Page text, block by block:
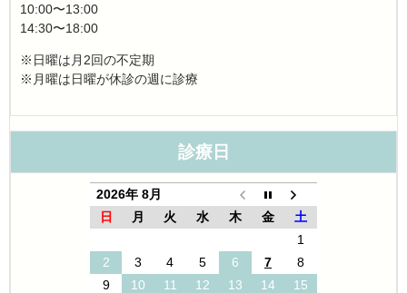
10:00〜13:00
14:30〜18:00
※日曜は月2回の不定期
※月曜は日曜が休診の週に診療
診療日
2026年 8月
日
月 火 水 木 金
土
1
2
3 4 5 6 7
8
9
10 11 12 13 14
15